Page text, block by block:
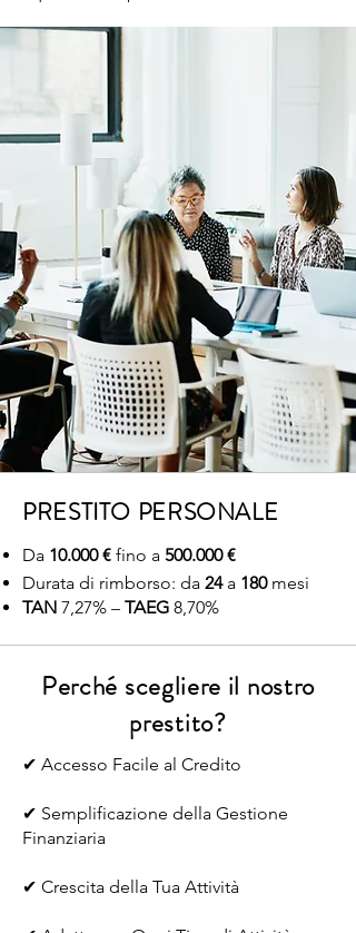
PRESTITO PERSONALE
Da 10.000 € fino a 500.000 €
Durata di rimborso: da 24 a 180 mesi
TAN 7,27% – TAEG 8,70%
Perché scegliere il nostro
prestito?
✔ Accesso Facile al Credito
✔ Semplificazione della Gestione
Finanziaria
✔ Crescita della Tua Attività